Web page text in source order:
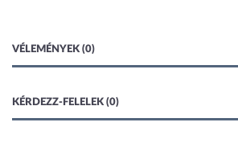
VÉLEMÉNYEK (0)
KÉRDEZZ-FELELEK (0)